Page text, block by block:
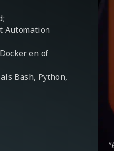
Automation
en of
Bash, Python,